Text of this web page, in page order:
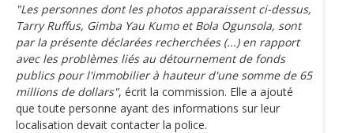
"Les personnes dont les photos apparaissent ci-dessus,
Tarry Ruffus, Gimba Yau Kumo et Bola Ogunsola, sont
par la présente déclarées recherchées (...) en rapport
avec les problèmes liés au détournement de fonds
publics pour l'immobilier à hauteur d'une somme de 65
millions de dollars", écrit la commission. Elle a ajouté
que toute personne ayant des informations sur leur
localisation devait contacter la police.